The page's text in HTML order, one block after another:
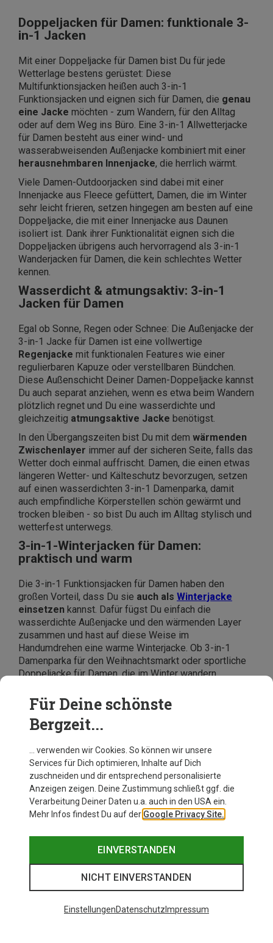
Doppeljacken für Damen: funktionale 3-
in-1 Jacken
Mit einer Doppeljacke für Damen bist Du für jede
Wetterlage bestens gerüstet: Diese
Multifunktionsjacken heißen auch 3-in-1
Funktionsjacken und eignen sich für Damen, die genau
eine Jacke möchten - zum Wandern, für den Alltag
oder auf dem Weg ins Büro. Eine 3-in-1 Allwetterjacke
für Damen besteht aus einer wind- und
wasserabweisenden Außenjacke kombiniert mit einer
herausnehmbaren Innenjacke, die herrlich wärmt.
Viele Damen-Outdoorjacken sind dabei mit einer
Innenjacke aus Fleece gefüttert, Damen, die im Winter
sehr leicht frieren, setzen hingegen am besten auf eine
Doppeljacke, die mit einer Innenjacke aus Daunen
isoliert ist. Dank ihrer Funktionalität eignen sich die
Doppeljacken übrigens auch hervorragend als 3-in-1
Wanderjacken für Damen, die kein schlechtes Wetter
kennen.
Wasserdicht & atmungsaktiv: 3-in-1
Jacken für Damen
Egal ob Sonne, Regen oder Schnee: Die Außenjacke der
3-in-1 Jacke für Damen ist eine vollwertige
Regenjacke mit funktionalen Features wie einer
regulierbaren Kapuze oder verstellbaren Bündchen.
Diese Außenschicht Deiner Damen-Doppeljacke kannst
Du auch separat anziehen, wenn es etwa beim Wandern
plötzlich regnet und Du eine wasserdichte und
gleichzeitig atmungsaktive Jacke benötigst.
In den Übergangszeiten bist Du mit dem wärmenden
Zwischenlayer immer auf der sicheren Seite, falls das
Wetter doch einmal auffrischt. Damen, die einen etwas
längeren Wetter- und Kälteschutz bevorzugen, setzen
auf einen wasserdichten 3-in-1 Damenparka, damit
auch empfindliche Körperstellen schön gewärmt und
trocken bleiben - so bist Du auch im Alltag stylisch und
wetterfest unterwegs.
3-in-1-Winterjacken für Damen:
praktisch und warm
Die 3-in-1 Funktionsjacken für Damen haben den
großen Vorteil, dass Du sie auch als Winterjacke
einsetzen kannst. Dafür fügst Du einfach die
wasserdichte Außenjacke und den wärmenden Layer
zusammen und hast auf diese Weise im
Handumdrehen eine warme Winterjacke. Ob 3-in-1
Damenparka für den Weihnachtsmarkt oder sportliche
Doppeljacke für Damen, die im Winter wandern
Du jederzeit eine gute Figur.
Für Deine schönste
Bergzeit...
… verwenden wir Cookies. So können wir unsere
Services für Dich optimieren, Inhalte auf Dich
zuschneiden und dir entsprechend personalisierte
Anzeigen zeigen. Deine Zustimmung schließt ggf. die
Verarbeitung Deiner Daten u.a. auch in den USA ein.
Mehr Infos findest Du auf der Google Privacy Site.
EINVERSTANDEN
NICHT EINVERSTANDEN
EinstellungenDatenschutz Impressum